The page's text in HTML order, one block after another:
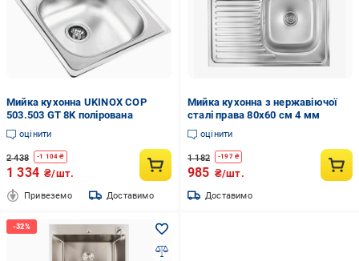
Мийка кухонна UKINOX COP
503.503 GT 8K полірована
оцінити
2 438 -1 104 ₴
1 334 ₴/шт.
Привеземо Доставимо
Мийка кухонна з нержавіючої
сталі права 80x60 см 4 мм
оцінити
1 182 -197₴
985 ₴/шт.
Доставимо